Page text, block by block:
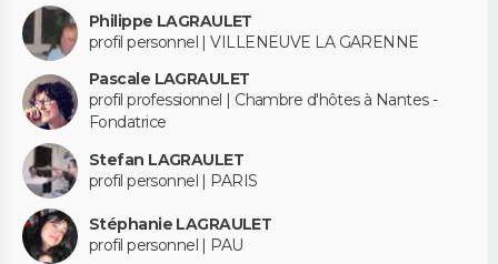
Philippe LAGRAULET
profil personnel | VILLENEUVE LA GARENNE
Pascale LAGRAULET
profil professionnel | Chambre d'hôtes à Nantes -
Fondatrice
Stefan LAGRAULET
profil personnel | PARIS
Stéphanie LAGRAULET
profil personnel | PAU